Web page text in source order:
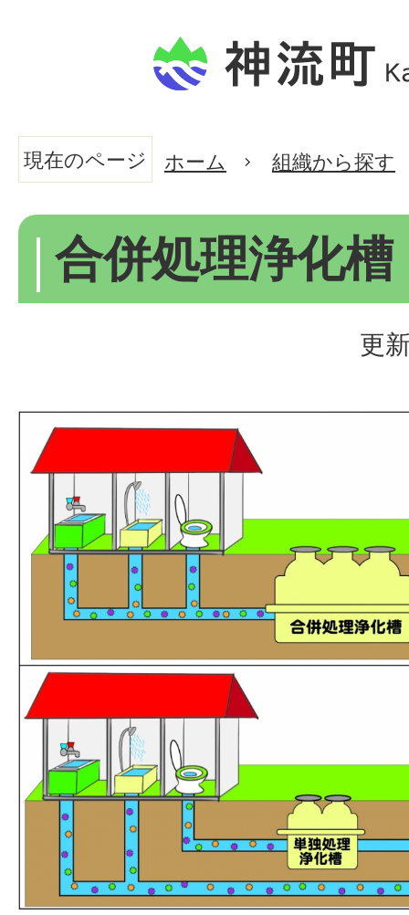
現在のページ ホーム 組織から探す
合併処理浄化槽
更